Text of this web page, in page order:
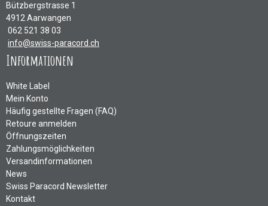
Bützbergstrasse 1
4912 Aarwangen
062 521 38 03
info@swiss-paracord.ch
Informationen
White Label
Mein Konto
Häufig gestellte Fragen (FAQ)
Retoure anmelden
Öffnungszeiten
Zahlungsmöglichkeiten
Versandinformationen
News
Swiss Paracord Newsletter
Kontakt